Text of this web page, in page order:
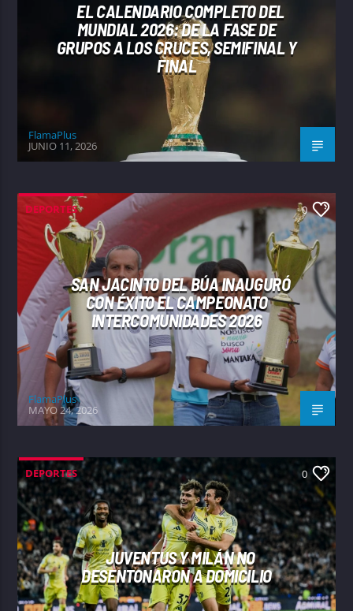
EL CALENDARIO COMPLETO DEL
MUNDIAL 2026: DE LA FASE DE
GRUPOS A LOS CRUCES, SEMIFINAL Y
FINAL
FlamaPlus
JUNIO 11, 2026
DEPORTES 0
SAN JACINTO DEL BÚA INAUGURÓ
CON ÉXITO EL CAMPEONATO
INTERCOMUNIDADES 2026
FlamaPlus
MAYO 24, 2026
DEPORTES 0
JUVENTUS Y MILÁN NO
DESENTONARON A DOMICILIO